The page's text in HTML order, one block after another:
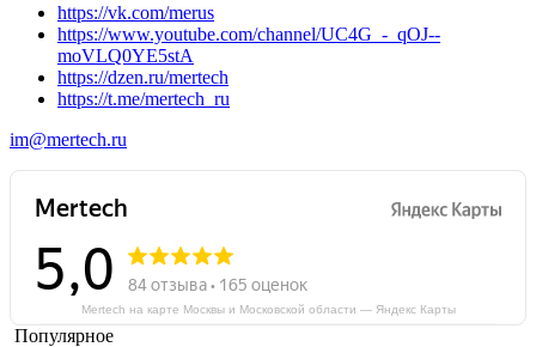
https://vk.com/merus
https://www.youtube.com/channel/UC4G_-_qOJ--
moVLQ0YE5stA
https://dzen.ru/mertech
https://t.me/mertech_ru
im@mertech.ru
Mertech на карте Москвы и Московской области — Яндекс Карты
Популярное